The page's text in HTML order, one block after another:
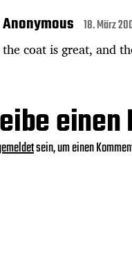
Anonymous 18. März
the coat is great, and
sein, um einen